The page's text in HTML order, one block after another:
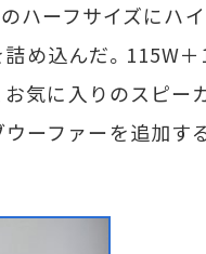
ハーフサイズにハ
め込んだ。115W＋
お気に入りのスピー
ーファーを追加す